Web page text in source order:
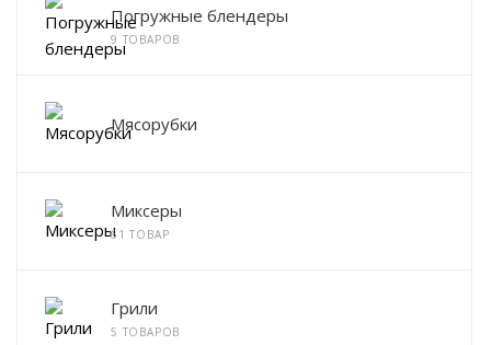
Погружные блендеры
9 ТОВАРОВ
Мясорубки
Миксеры
61 ТОВАР
Грили
5 ТОВАРОВ